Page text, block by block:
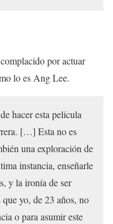
por actuar
lo es Ang Lee.
hacer esta película
[…] Esta no es
una exploración de
instancia, enseñarle
y la ironía de ser
yo, de 23 años, no
o para asumir este